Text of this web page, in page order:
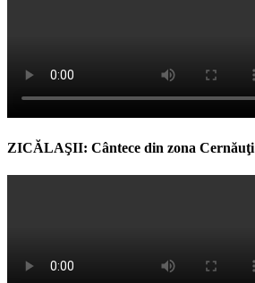
ZICĂLAŞII: Cântece din zona Cernăuţi